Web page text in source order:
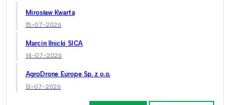
Mirosław Kwarta
15-07-2026
Marcin Ilnicki SICA
14-07-2026
AgroDrone Europe Sp. z o.o.
13-07-2026